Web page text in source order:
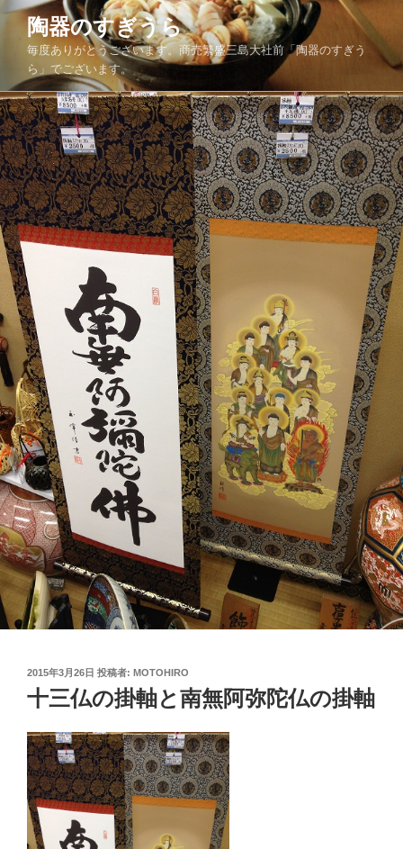
コ
ツ
へ
ス
キ
ッ
プ
陶器のすぎうら
毎度ありがとうございます。商売繁盛三島大社前「陶器のすぎう
ら」でございます。
投
2015年3月26日 投稿者: MOTOHIRO
十三仏の掛軸と南無阿弥陀仏の掛軸